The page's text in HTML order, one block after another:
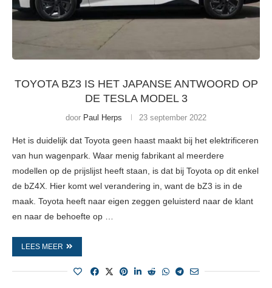
TOYOTA BZ3 IS HET JAPANSE ANTWOORD OP
DE TESLA MODEL 3
door Paul Herps 23 september 2022
Het is duidelijk dat Toyota geen haast maakt bij het elektrificeren
van hun wagenpark. Waar menig fabrikant al meerdere
modellen op de prijslijst heeft staan, is dat bij Toyota op dit enkel
de bZ4X. Hier komt wel verandering in, want de bZ3 is in de
maak. Toyota heeft naar eigen zeggen geluisterd naar de klant
en naar de behoefte op …
LEES MEER